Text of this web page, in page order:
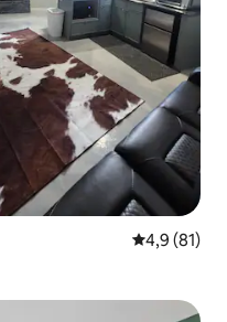
4,9 (81)